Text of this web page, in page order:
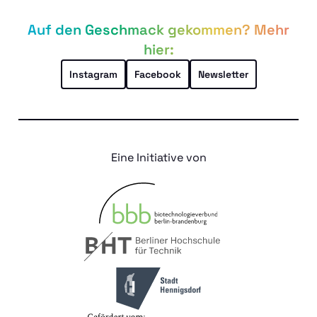
Auf den Geschmack gekommen? Mehr
hier:
Instagram Facebook Newsletter
Eine Initiative von